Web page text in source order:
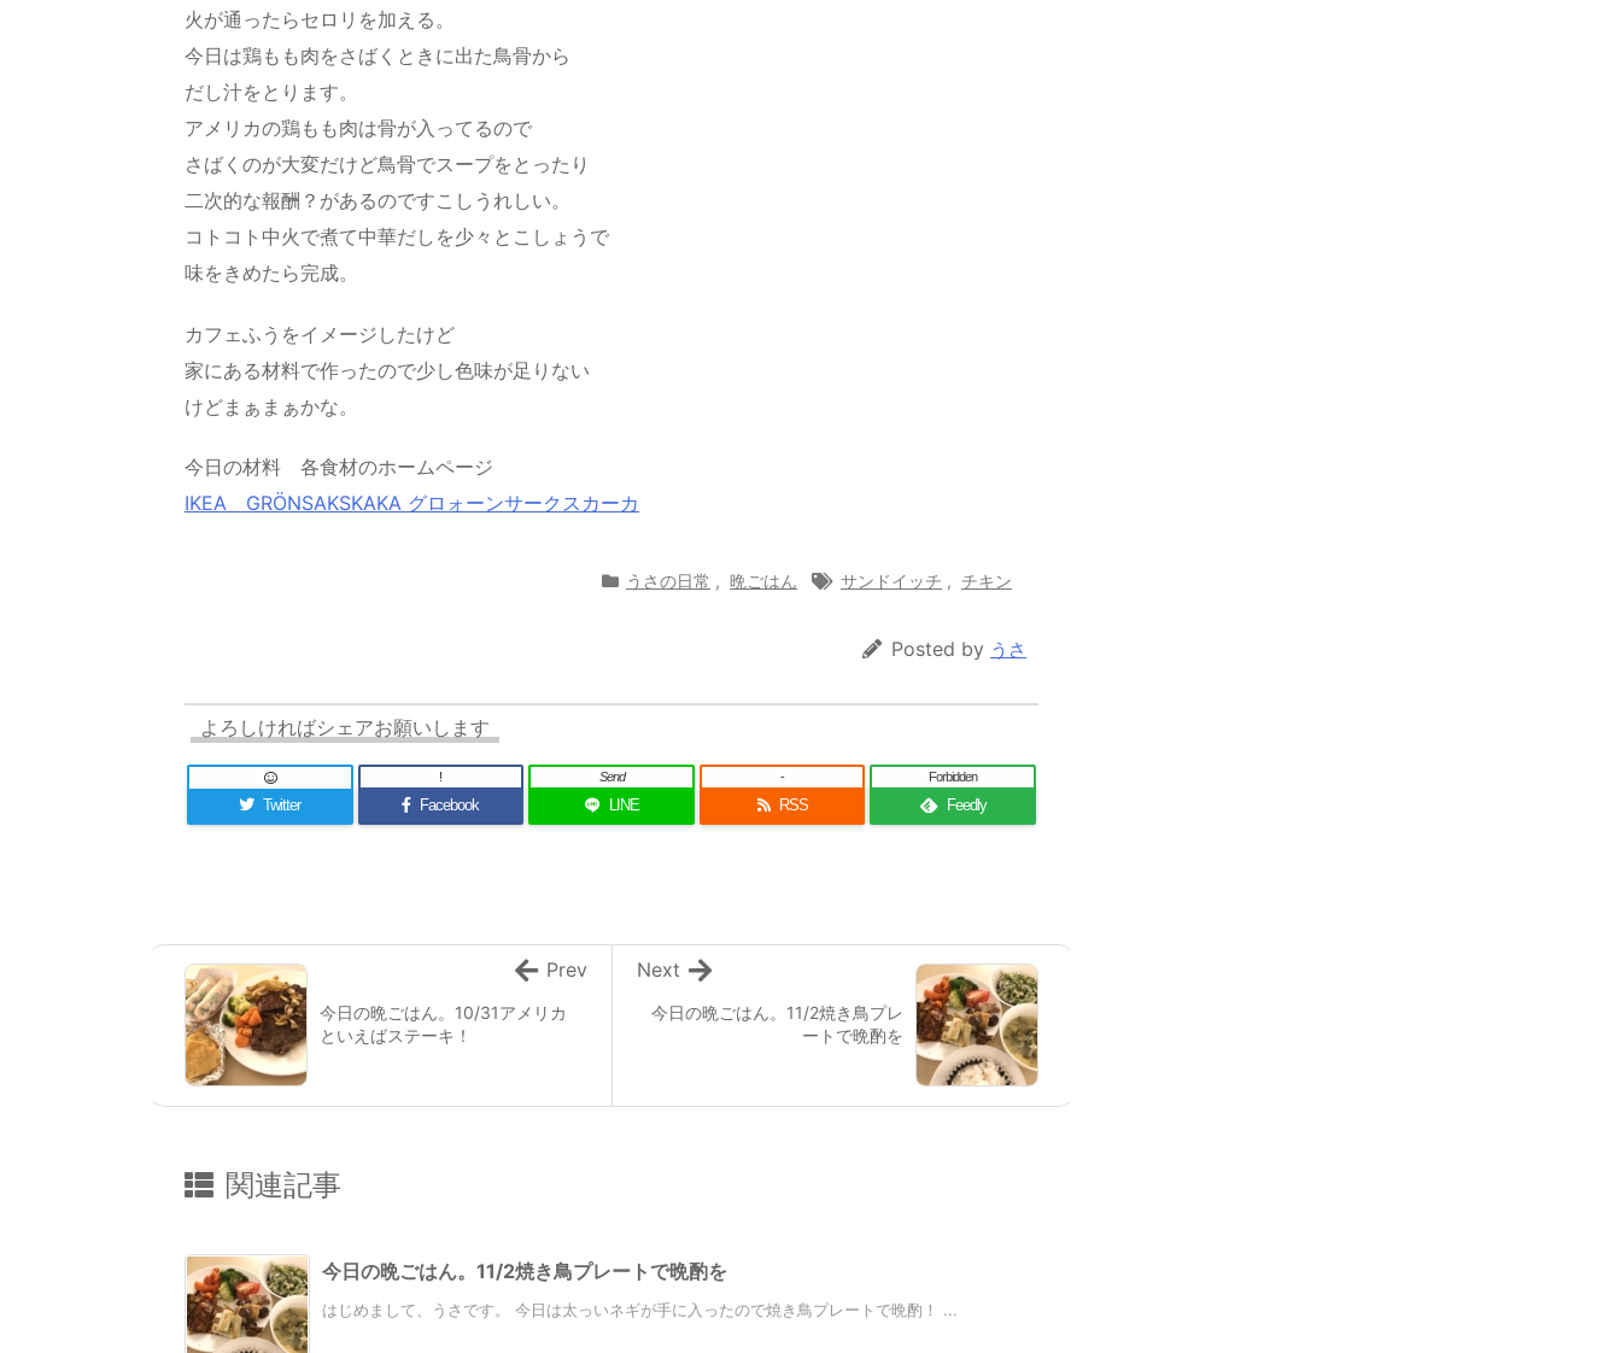
火が通ったらセロリを加える。
今日は鶏もも肉をさばくときに出た鳥骨から
だし汁をとります。
アメリカの鶏もも肉は骨が入ってるので
さばくのが大変だけど鳥骨でスープをとったり
二次的な報酬？があるのですこしうれしい。
コトコト中火で煮て中華だしを少々とこしょうで
味をきめたら完成。
カフェふうをイメージしたけど
家にある材料で作ったので少し色味が足りない
けどまぁまぁかな。
今日の材料 各食材のホームページ
IKEA GRÖNSAKSKAKA グロォーンサークスカーカ
うさの日常 , 晩ごはん サンドイッチ , チキン
Posted by うさ
よろしければシェアお願いします
Twitter Facebook
!
LINE
Send
RSS
-
Feedly
Forbidden
今日の晩ごはん。11/2焼き鳥プレ
ートで晩酌を
Next
今日の晩ごはん。10/31アメリカ
といえばステーキ！
Prev
関連記事
今日の晩ごはん。11/2焼き鳥プレートで晩酌を
はじめまして、うさです。 今日は太っいネギが手に入ったので焼き鳥プレートで晩酌！ ...